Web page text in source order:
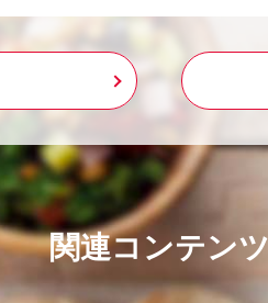
関連コンテンツ